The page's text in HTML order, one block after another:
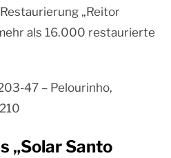
„Reitor
als 16.000 restaurierte
47 – Pelourinho,
„Solar Santo